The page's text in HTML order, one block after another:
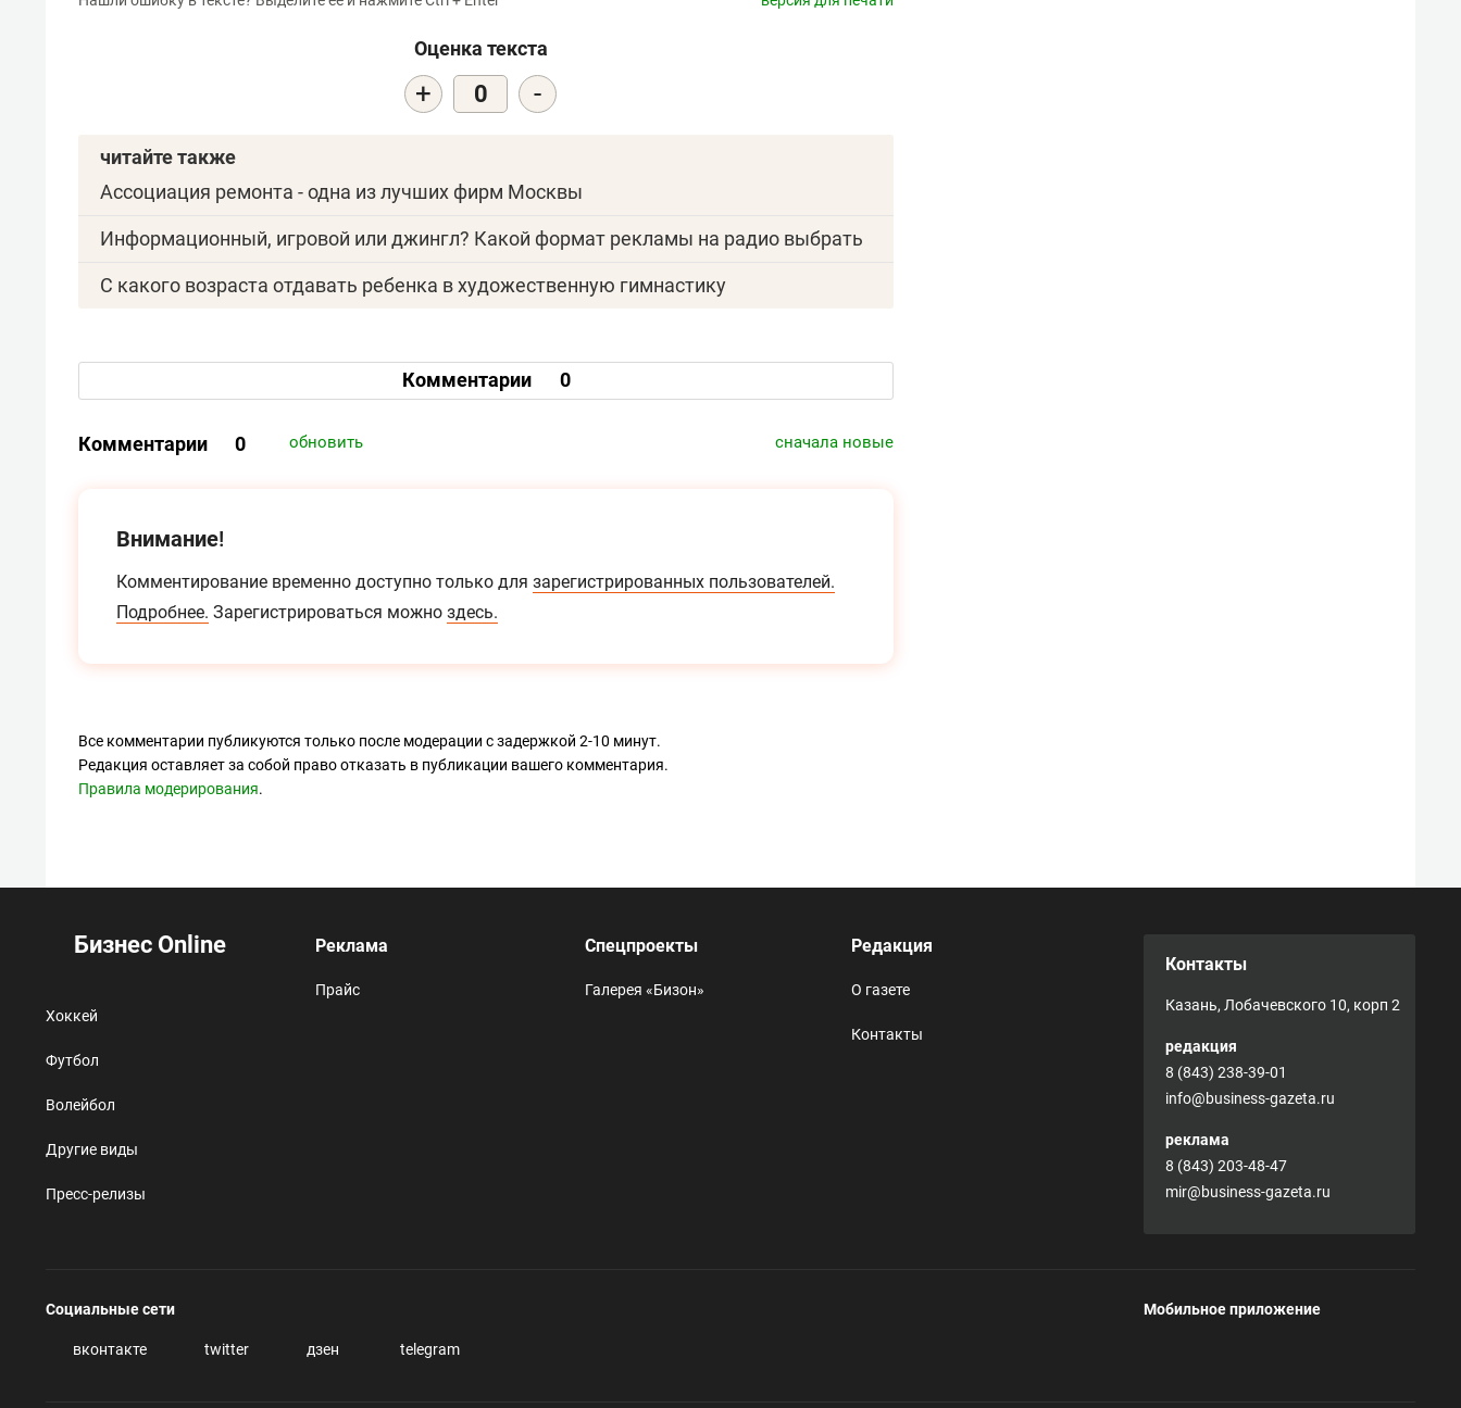
Оценка текста
+ 0 -
читайте также
Ассоциация ремонта - одна из лучших фирм Москвы
Информационный, игровой или джингл? Какой формат рекламы на радио выбрать
С какого возраста отдавать ребенка в художественную гимнастику
Комментарии 0
Комментарии 0 обновить сначала новые
Внимание!
Комментирование временно доступно только для зарегистрированных пользователей.
Подробнее. Зарегистрироваться можно здесь.
Все комментарии публикуются только после модерации с задержкой 2-10 минут.
Редакция оставляет за собой право отказать в публикации вашего комментария.
Правила модерирования.
Бизнес Online
Хоккей
Футбол
Волейбол
Другие виды
Пресс-релизы
Реклама
Прайс
Спецпроекты
Галерея «Бизон»
Редакция
О газете
Контакты
Контакты
Казань, Лобачевского 10, корп 2
редакция
8 (843) 238-39-01
info@business-gazeta.ru
реклама
8 (843) 203-48-47
mir@business-gazeta.ru
Социальные сети
вконтакте twitter дзен telegram
Мобильное приложение